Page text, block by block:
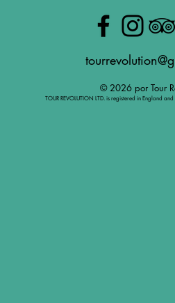
© 2026 por Tour
TOUR REVOLUTION LTD. is registered in England